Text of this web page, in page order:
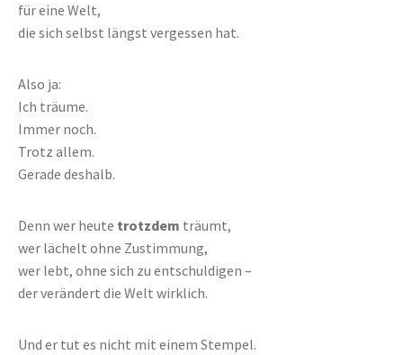
für eine Welt,
die sich selbst längst vergessen hat.
Also ja:
Ich träume.
Immer noch.
Trotz allem.
Gerade deshalb.
Denn wer heute trotzdem träumt,
wer lächelt ohne Zustimmung,
wer lebt, ohne sich zu entschuldigen –
der verändert die Welt wirklich.
Und er tut es nicht mit einem Stempel.